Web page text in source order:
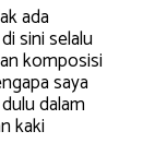
ada
sini selalu
komposisi
saya
dalam
kaki